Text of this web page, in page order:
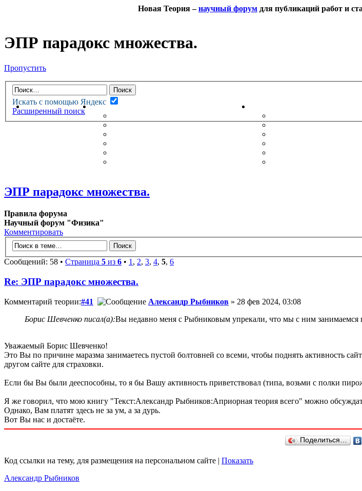
Новая Теория –научный форум для публикаций работ и
ЭПР парадокс множества.
Пропустить
Искать с помощью Яндекс
Расширенный поиск
НОВАЯ ТЕОРИЯФОРУМ
НЕПРОЧИТАННЫЕ СООБЩЕНИЯ
ПОЖЕЛАНИЯ
ЭПР парадокс множества.
Правила форума
Научный форум "Физика"
Комментировать
Сообщений: 58 • Страница 5 из 6 • 1, 2, 3, 4, 5, 6
Re: ЭПР парадокс множества.
Комментарий теории:#41 Александр Рыбников » 28 фев 2024, 03:08
Борис Шевченко писал(а):Вы недавно меня с Рыбниковым упрекали, что мы с ним занимаемся
Уважаемый Борис Шевченко!
Это Вы по причине маразма занимаетесь пустой болтовней со всеми, чтобы поднять активность
другом сайте для страховки.
Если бы Вы были дееспособны, то я бы Вашу активность приветствовал (типа, возьми с полки
Я же говорил, что мою книгу "Текст:Александр Рыбников:Априорная теория всего" можно
Однако, Вам платят здесь не за ум, а за дурь.
Вот Вы нас и достаёте.
Поделиться…
Код ссылки на тему, для размещения на персональном сайте | Показать
Александр Рыбников